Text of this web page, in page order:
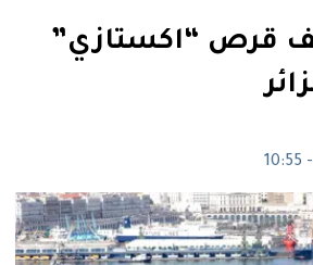
306 ألف قرص “اكستازي”